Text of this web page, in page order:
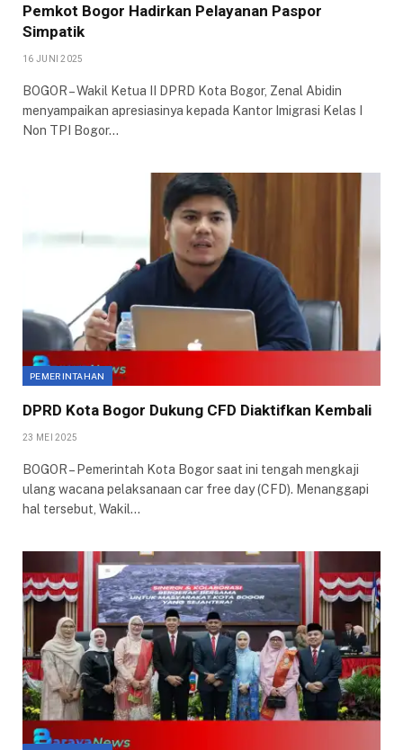
Pemkot Bogor Hadirkan Pelayanan Paspor
Simpatik
16 JUNI 2025
BOGOR – Wakil Ketua II DPRD Kota Bogor, Zenal Abidin
menyampaikan apresiasinya kepada Kantor Imigrasi Kelas I
Non TPI Bogor…
PEMERINTAHAN
DPRD Kota Bogor Dukung CFD Diaktifkan Kembali
23 MEI 2025
BOGOR – Pemerintah Kota Bogor saat ini tengah mengkaji
ulang wacana pelaksanaan car free day (CFD). Menanggapi
hal tersebut, Wakil…